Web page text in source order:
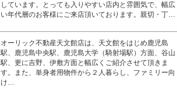
しています。とっても入りやすい店内と雰囲気で、幅広
い年代層のお客様にご来店頂いております。親切・丁…
オーリック不動産天文館店は、天文館をはじめ鹿児島
駅、鹿児島中央駅、鹿児島大学（騎射場駅）方面、谷山
駅、更に吉野、伊敷方面と幅広くご紹介させて頂きま
す。また、単身者用物件から２人暮らし、ファミリー向
け…